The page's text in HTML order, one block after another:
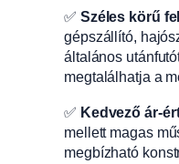
✅ Széles körű
gépszállító,
általános
megtalálhatja a
✅ Kedvező ár-
mellett magas
megbízható